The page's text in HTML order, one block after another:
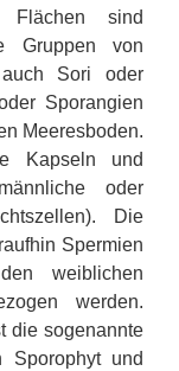
Flächen sind
Gruppen von
Sori oder
Sporangien
Meeresboden.
Kapseln und
oder
Die
Spermien
weiblichen
werden.
die sogenannte
Sporophyt und